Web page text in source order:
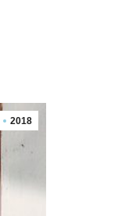
2018